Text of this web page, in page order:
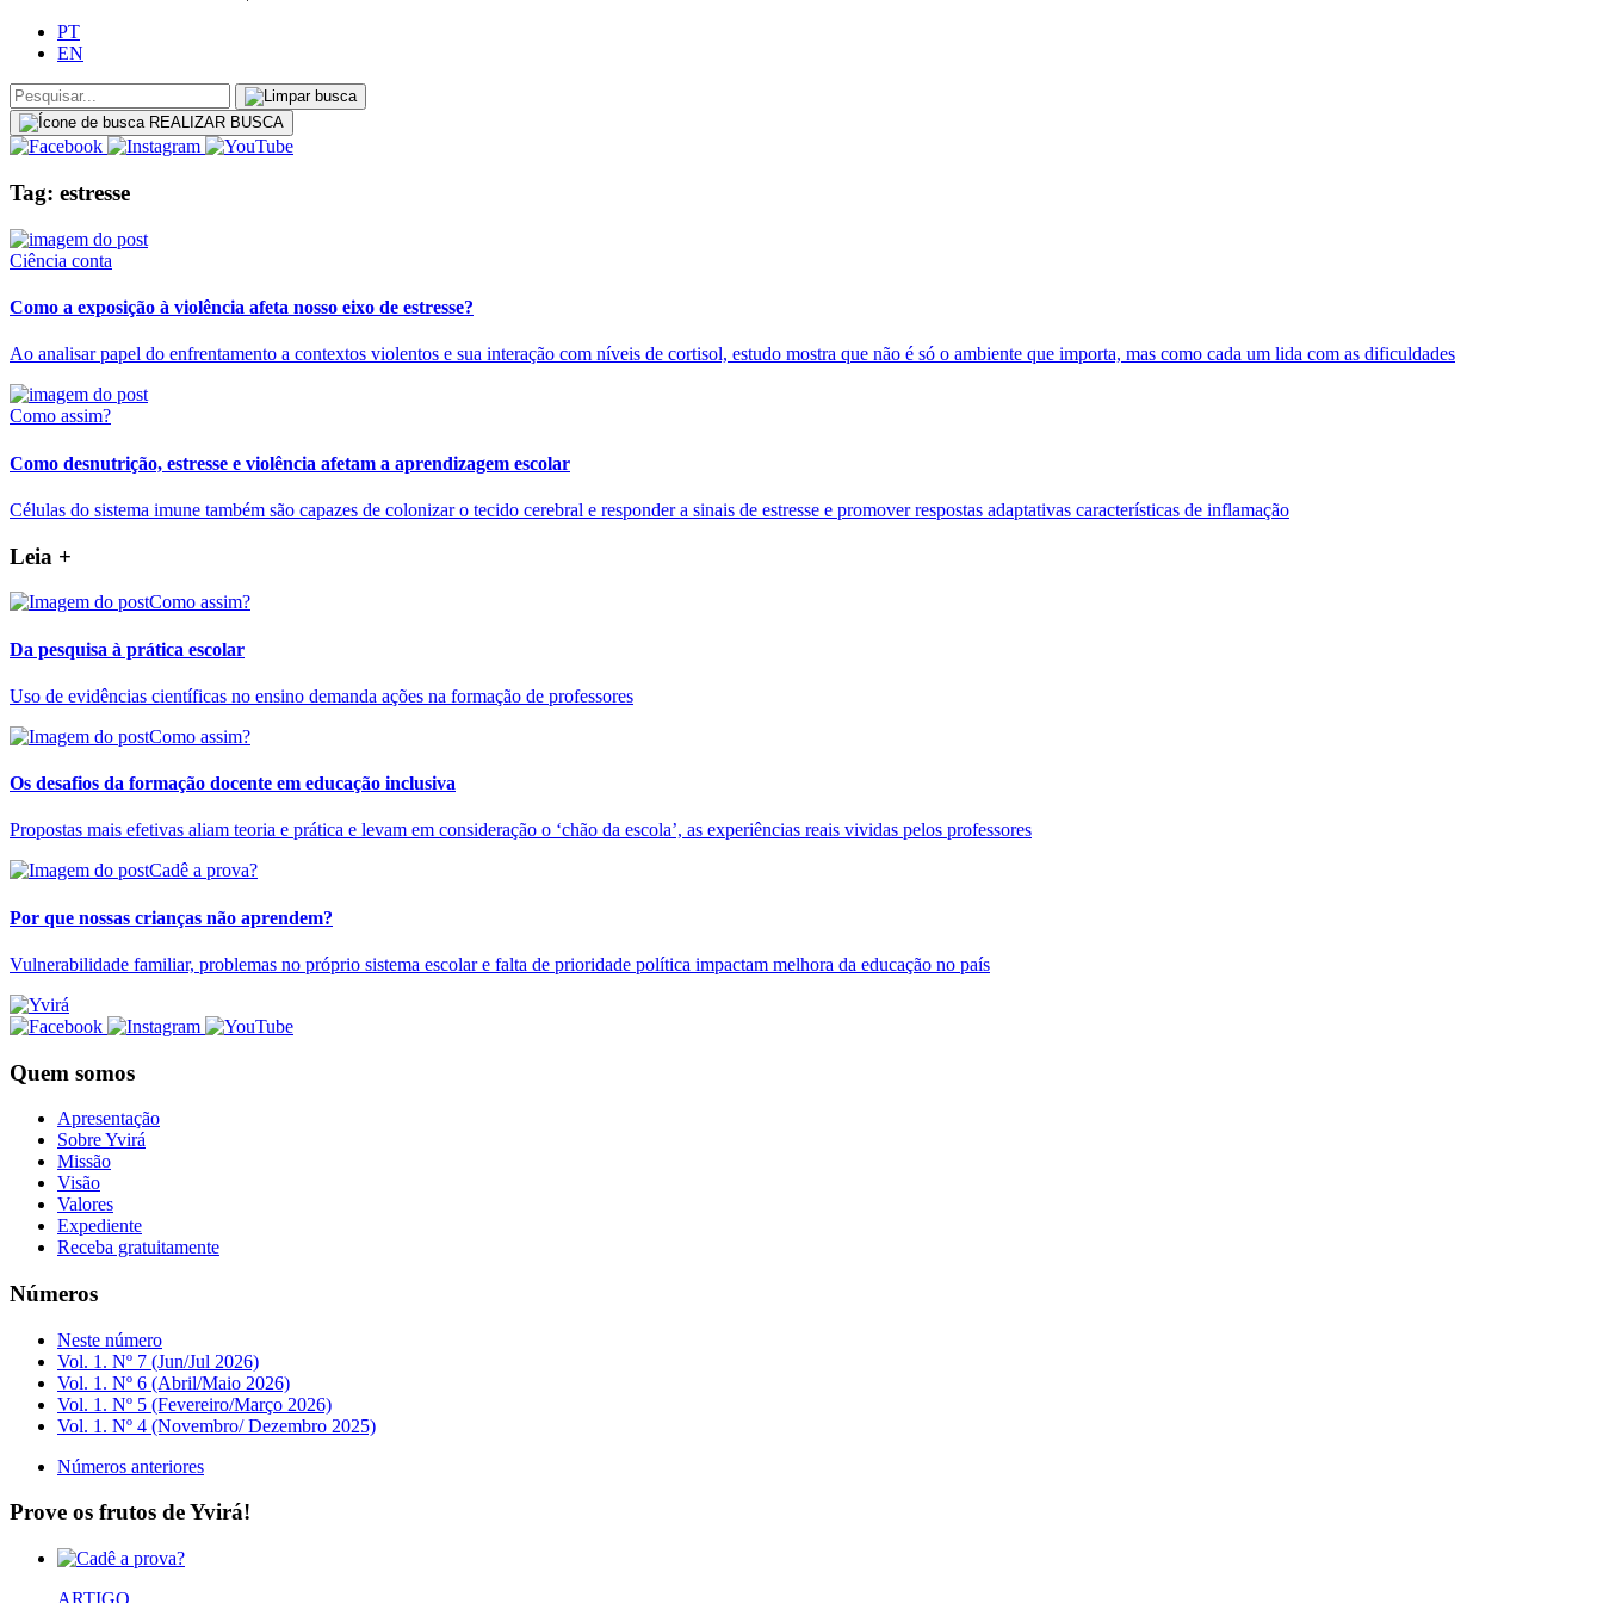
PT
EN
REALIZAR BUSCA
Tag: estresse
Ciência conta
Como a exposição à violência afeta nosso eixo de estresse?
Ao analisar papel do enfrentamento a contextos violentos e sua interação com níveis de cortisol, estudo mostra que não é só o ambiente que importa, mas como cada um lida com as dificuldades
Como assim?
Como desnutrição, estresse e violência afetam a aprendizagem escolar
Células do sistema imune também são capazes de colonizar o tecido cerebral e responder a sinais de estresse e promover respostas adaptativas características de inflamação
Leia +
Como assim?
Da pesquisa à prática escolar
Uso de evidências científicas no ensino demanda ações na formação de professores
Como assim?
Os desafios da formação docente em educação inclusiva
Propostas mais efetivas aliam teoria e prática e levam em consideração o ‘chão da escola’, as experiências reais vividas pelos professores
Cadê a prova?
Por que nossas crianças não aprendem?
Vulnerabilidade familiar, problemas no próprio sistema escolar e falta de prioridade política impactam melhora da educação no país
Quem somos
Apresentação
Sobre Yvirá
Missão
Visão
Valores
Expediente
Receba gratuitamente
Números
Neste número
Vol. 1. Nº 7 (Jun/Jul 2026)
Vol. 1. Nº 6 (Abril/Maio 2026)
Vol. 1. Nº 5 (Fevereiro/Março 2026)
Vol. 1. Nº 4 (Novembro/ Dezembro 2025)
Números anteriores
Prove os frutos de Yvirá!